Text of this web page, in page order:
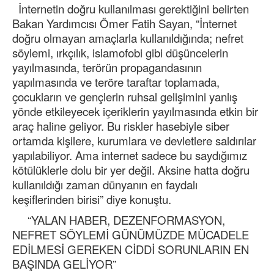
İnternetin doğru kullanılması gerektiğini belirten
Bakan Yardımcısı Ömer Fatih Sayan, “İnternet
doğru olmayan amaçlarla kullanıldığında; nefret
söylemi, ırkçılık, islamofobi gibi düşüncelerin
yayılmasında, terörün propagandasının
yapılmasında ve teröre taraftar toplamada,
çocukların ve gençlerin ruhsal gelişimini yanlış
yönde etkileyecek içeriklerin yayılmasında etkin bir
araç haline geliyor. Bu riskler hasebiyle siber
ortamda kişilere, kurumlara ve devletlere saldırılar
yapılabiliyor. Ama internet sadece bu saydığımız
kötülüklerle dolu bir yer değil. Aksine hatta doğru
kullanıldığı zaman dünyanın en faydalı
keşiflerinden birisi” diye konuştu.
“YALAN HABER, DEZENFORMASYON,
NEFRET SÖYLEMİ GÜNÜMÜZDE MÜCADELE
EDİLMESİ GEREKEN CİDDİ SORUNLARIN EN
BAŞINDA GELİYOR”